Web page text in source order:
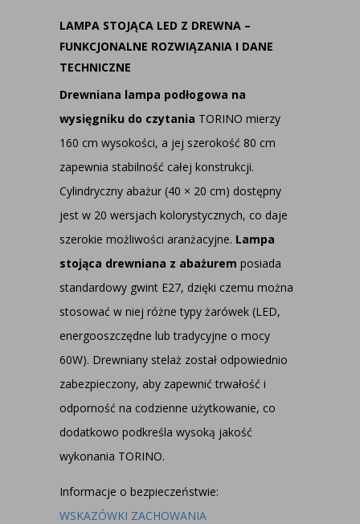
LAMPA STOJĄCA LED Z DREWNA –
FUNKCJONALNE ROZWIĄZANIA I DANE
TECHNICZNE
Drewniana lampa podłogowa na
wysięgniku do czytania TORINO mierzy
160 cm wysokości, a jej szerokość 80 cm
zapewnia stabilność całej konstrukcji.
Cylindryczny abażur (40 × 20 cm) dostępny
jest w 20 wersjach kolorystycznych, co daje
szerokie możliwości aranżacyjne. Lampa
stojąca drewniana z abażurem posiada
standardowy gwint E27, dzięki czemu można
stosować w niej różne typy żarówek (LED,
energooszczędne lub tradycyjne o mocy
60W). Drewniany stelaż został odpowiednio
zabezpieczony, aby zapewnić trwałość i
odporność na codzienne użytkowanie, co
dodatkowo podkreśla wysoką jakość
wykonania TORINO.
Informacje o bezpieczeństwie:
WSKAZÓWKI ZACHOWANIA